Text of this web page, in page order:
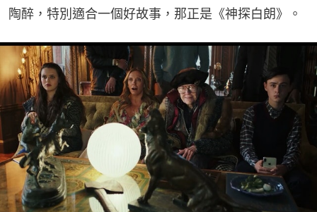
陶醉，特別適合一個好故事，那正是《神探白朗》。